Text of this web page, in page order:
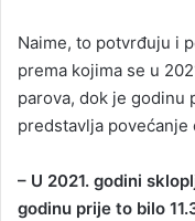
Naime, to potvrđuju i
prema kojima se u
parova, dok je godinu
predstavlja povećanje
– U 2021. godini
godinu prije to bilo